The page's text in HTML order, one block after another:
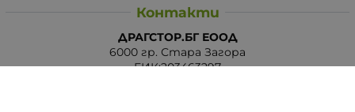
Контакти
ДРАГСТОР.БГ ЕООД
6000 гр. Стара Загора
ЕИК:203463297